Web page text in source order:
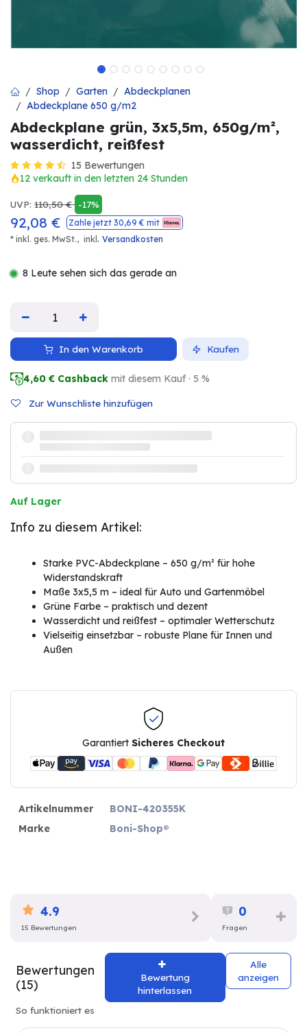
Shop Garten
Abdeckplanen
Abdeckplane 650 g/m2
Abdeckplane grün, 3x5,5m, 650g/m²,
wasserdicht, reißfest
15 Bewertungen
12 verkauft in den letzten 24 Stunden
UVP: 110,50€ -17%
92,08 € Zahle jetzt 30,69 € mit
* inkl. ges. MwSt., inkl . Versandkosten
8 Leute sehen sich das gerade an
In den Warenkorb Kaufen
4,60 € Cashback mit diesem Kauf · 5 %
Zur Wunschliste hinzufügen
Auf Lager
Info zu diesem Artikel:
Starke PVC-Abdeckplane – 650 g/m² für hohe
Widerstandskraft
Maße 3x5,5 m – ideal für Auto und Gartenmöbel
Grüne Farbe – praktisch und dezent
Wasserdicht und reißfest – optimaler Wetterschutz
Vielseitig einsetzbar – robuste Plane für Innen und
Außen
Garantiert Sicheres Checkout
Artikelnummer
BONI-420355K
Marke
Boni-Shop®
4.9
15 Bewertungen
0
Fragen
Bewertungen
(15)
Bewertung
hinterlassen
Alle
anzeigen
So funktioniert es